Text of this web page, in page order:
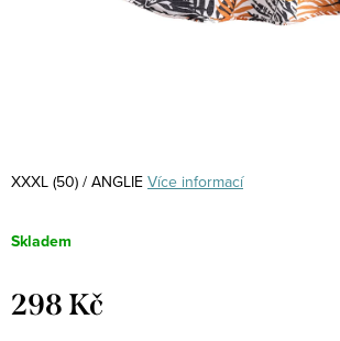
XXXL (50) / ANGLIE Více informací
Skladem
298 Kč